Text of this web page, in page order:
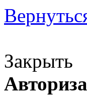
Закрыть